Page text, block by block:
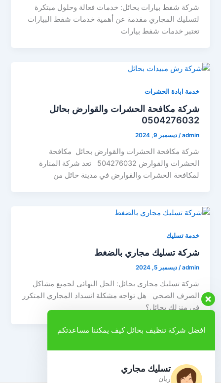
شركة شفط بيارات بحائل: خدمات فعالة وحلول مبتكرة
لتسليك المجاري مقدمة عن أهمية خدمات شفط البيارات
تعتبر خدمات شفط بيارات
خدمة ابادة الحشرات
شركة مكافحة الحشرات والقوارض بحائل
0504276032
admin
/ديسمبر 9, 2024
شركة مكافحة الحشرات والقوارض بحائل مكافحة
الحشرات والقوارض 504276032 تعد شركة المنارة
لمكافحة الحشرات والقوارض في مدينة حائل من
خدمة تسليك
شركة تسليك مجاري بالضغط
admin
/ديسمبر 5, 2024
شركة تسليك مجاري بحائل: الحل النهائي لجميع مشاكل
الصرف الصحي هل تواجه مشكلة انسداد المجاري المتكرر
في منزلك بحائل؟
افضل شركة تنظيف بحائل كيف يمكننا مساعدتكم
تسليك مجاري
ريان